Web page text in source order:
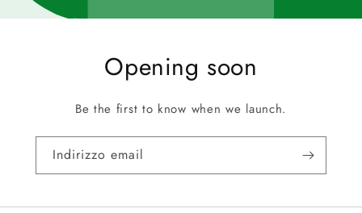
Opening soon
Be the first to know when we launch.
Indirizzo email